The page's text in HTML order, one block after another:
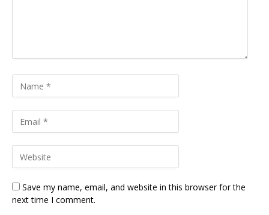
Save my name, email, and website in this browser for the
next time I comment.